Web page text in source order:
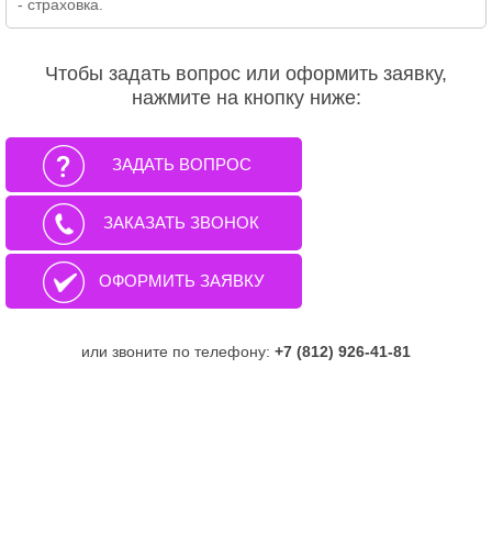
- страховка.
Чтобы задать вопрос или оформить заявку,
нажмите на кнопку ниже:
ЗАДАТЬ ВОПРОС
ЗАКАЗАТЬ ЗВОНОК
ОФОРМИТЬ ЗАЯВКУ
или звоните по телефону: +7 (812) 926-41-81